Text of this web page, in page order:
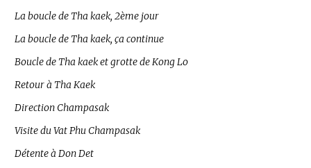
La boucle de Tha kaek, 2ème jour
La boucle de Tha kaek, ça continue
Boucle de Tha kaek et grotte de Kong Lo
Retour à Tha Kaek
Direction Champasak
Visite du Vat Phu Champasak
Détente à Don Det